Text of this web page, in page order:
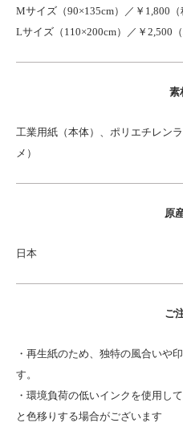
Mサイズ（90×135cm）／￥1,800（
Lサイズ（110×200cm）／￥2,500（
素
工業用紙（本体）、ポリエチレン
メ）
原
日本
ご
・再生紙のため、独特の風合いや
す。
・環境負荷の低いインクを使用し
と色移りする場合がございます